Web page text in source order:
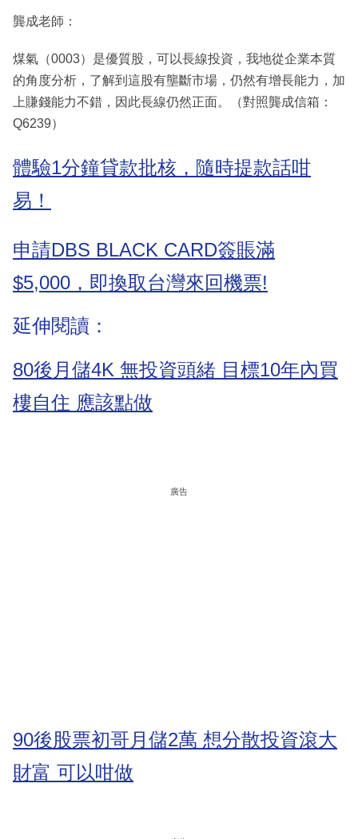
龔成老師：
煤氣（0003）是優質股，可以長線投資，我地從企業本質
的角度分析，了解到這股有壟斷市場，仍然有增長能力，加
上賺錢能力不錯，因此長線仍然正面。（對照龔成信箱：
Q6239）
體驗1分鐘貸款批核，隨時提款話咁
易！
申請DBS BLACK CARD簽賬滿
$5,000，即換取台灣來回機票!
延伸閱讀：
80後月儲4K 無投資頭緒 目標10年內買
樓自住 應該點做
廣告
90後股票初哥月儲2萬 想分散投資滾大
財富 可以咁做